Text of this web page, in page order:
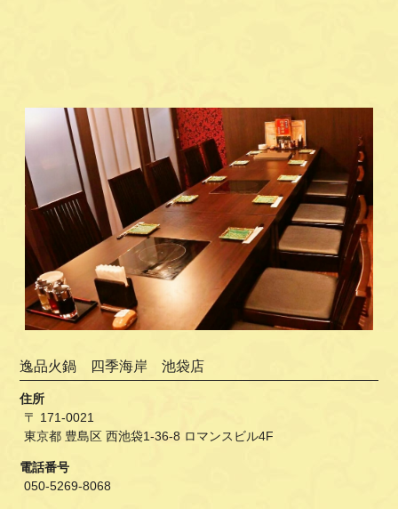
逸品火鍋 四季海岸 池袋店
住所
〒 171-0021
東京都 豊島区 西池袋1-36-8 ロマンスビル4F
電話番号
050-5269-8068